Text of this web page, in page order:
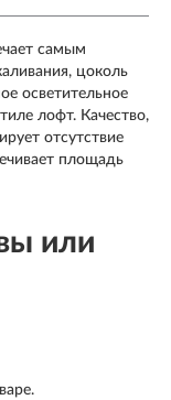
самым
цоколь
осветительное
лофт. Качество,
отсутствие
площадь
или